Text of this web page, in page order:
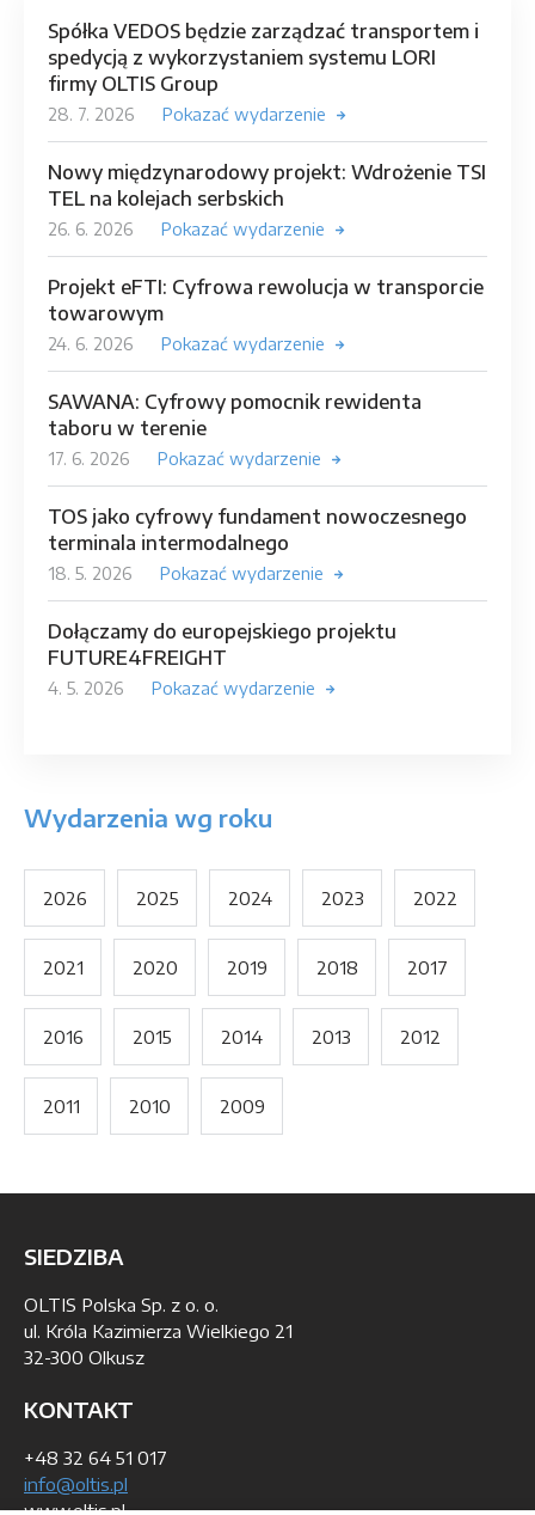
Spółka VEDOS będzie zarządzać transportem i
spedycją z wykorzystaniem systemu LORI
firmy OLTIS Group
28. 7. 2026 Pokazać wydarzenie
Nowy międzynarodowy projekt: Wdrożenie TSI
TEL na kolejach serbskich
26. 6. 2026 Pokazać wydarzenie
Projekt eFTI: Cyfrowa rewolucja w transporcie
towarowym
24. 6. 2026 Pokazać wydarzenie
SAWANA: Cyfrowy pomocnik rewidenta
taboru w terenie
17. 6. 2026 Pokazać wydarzenie
TOS jako cyfrowy fundament nowoczesnego
terminala intermodalnego
18. 5. 2026 Pokazać wydarzenie
Dołączamy do europejskiego projektu
FUTURE4FREIGHT
4. 5. 2026 Pokazać wydarzenie
Wydarzenia wg roku
2026 2025 2024 2023 2022
2021 2020 2019 2018 2017
2016 2015 2014 2013 2012
2011 2010 2009
SIEDZIBA
OLTIS Polska Sp. z o. o.
ul. Króla Kazimierza Wielkiego 21
32-300 Olkusz
KONTAKT
+48 32 64 51 017
info@oltis.pl
www.oltis.pl